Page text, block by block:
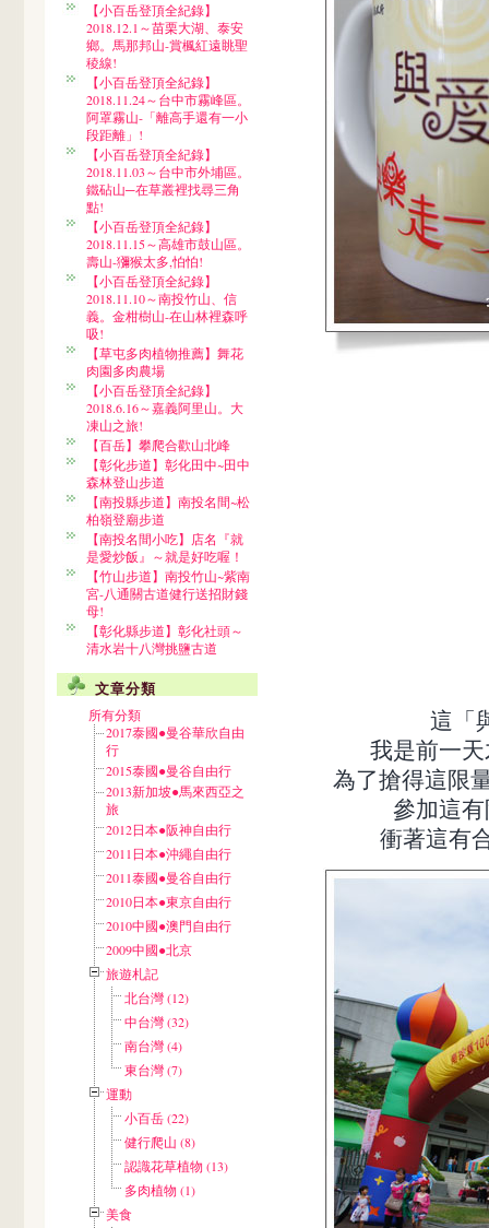
【小百岳登頂全紀錄】
2018.12.1～苗栗大湖、泰安
鄉。馬那邦山-賞楓紅遠眺聖
稜線!
【小百岳登頂全紀錄】
2018.11.24～台中市霧峰區。
阿罩霧山-「離高手還有一小
段距離」!
【小百岳登頂全紀錄】
2018.11.03～台中市外埔區。
鐵砧山─在草叢裡找尋三角
點!
【小百岳登頂全紀錄】
2018.11.15～高雄市鼓山區。
壽山-獼猴太多,怕怕!
【小百岳登頂全紀錄】
2018.11.10～南投竹山、信
義。金柑樹山-在山林裡森呼
吸!
【草屯多肉植物推薦】舞花
肉園多肉農場
【小百岳登頂全紀錄】
2018.6.16～嘉義阿里山。大
凍山之旅!
【百岳】攀爬合歡山北峰
【彰化步道】彰化田中~田中
森林登山步道
【南投縣步道】南投名間~松
柏嶺登廟步道
【南投名間小吃】店名『就
是愛炒飯』～就是好吃喔！
【竹山步道】南投竹山~紫南
宮-八通關古道健行送招財錢
母!
【彰化縣步道】彰化社頭～
清水岩十八灣挑鹽古道
文章分類
所有分類
2017泰國●曼谷華欣自由
行
2015泰國●曼谷自由行
2013新加坡●馬來西亞之
旅
2012日本●阪神自由行
2011日本●沖繩自由行
2011泰國●曼谷自由行
2010日本●東京自由行
2010中國●澳門自由行
2009中國●北京
旅遊札記
北台灣 (12)
中台灣 (32)
南台灣 (4)
東台灣 (7)
運動
小百岳 (22)
健行爬山 (8)
認識花草植物 (13)
多肉植物 (1)
美食
這「
我是前一
為了搶得這限
參加這
衝著這有